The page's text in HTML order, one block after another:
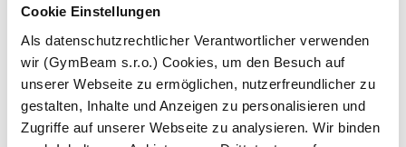
Cookie Einstellungen
Als datenschutzrechtlicher Verantwortlicher verwenden
wir (GymBeam s.r.o.) Cookies, um den Besuch auf
unserer Webseite zu ermöglichen, nutzerfreundlicher zu
gestalten, Inhalte und Anzeigen zu personalisieren und
Zugriffe auf unserer Webseite zu analysieren. Wir binden
Online Rechner zur
Energieverfügbarkeit: Wie viele Kalorien
sollte man für Gesundheit und sportliche
Leistung zu sich nehmen?
Lesezeit: 8 min